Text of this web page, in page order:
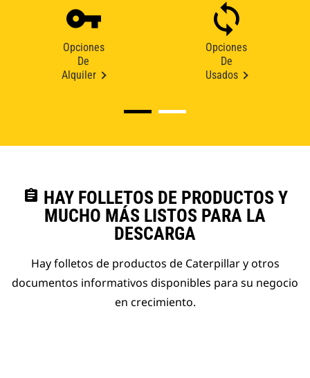
Opciones
De
Alquiler
Opciones
De
Usados
assignment HAY FOLLETOS DE PRODUCTOS Y
MUCHO MÁS LISTOS PARA LA
DESCARGA
Hay folletos de productos de Caterpillar y otros
documentos informativos disponibles para su negocio
en crecimiento.